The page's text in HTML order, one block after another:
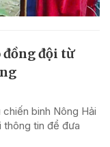
đồng đội từ
binh Nông Hải
thông tin để đưa